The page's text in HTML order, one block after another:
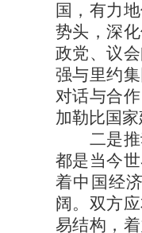
国，有力
势头，深
政党、议
强与里约
对话与合
加勒比国
二是推动
都是当今
着中国经
阔。双方
易结构，